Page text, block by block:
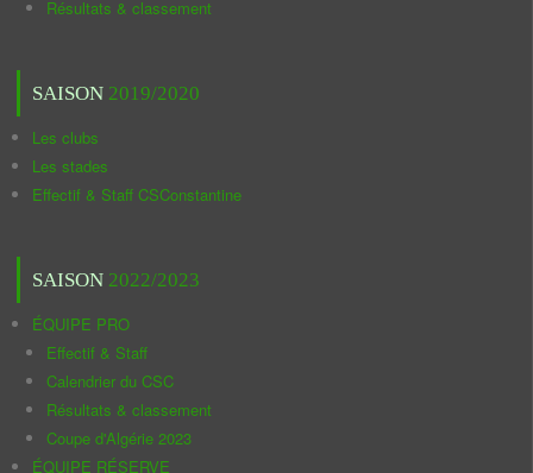
Résultats & classement
SAISON 2019/2020
Les clubs
Les stades
Effectif & Staff CSConstantine
SAISON 2022/2023
ÉQUIPE PRO
Effectif & Staff
Calendrier du CSC
Résultats & classement
Coupe d'Algérie 2023
ÉQUIPE RÉSERVE